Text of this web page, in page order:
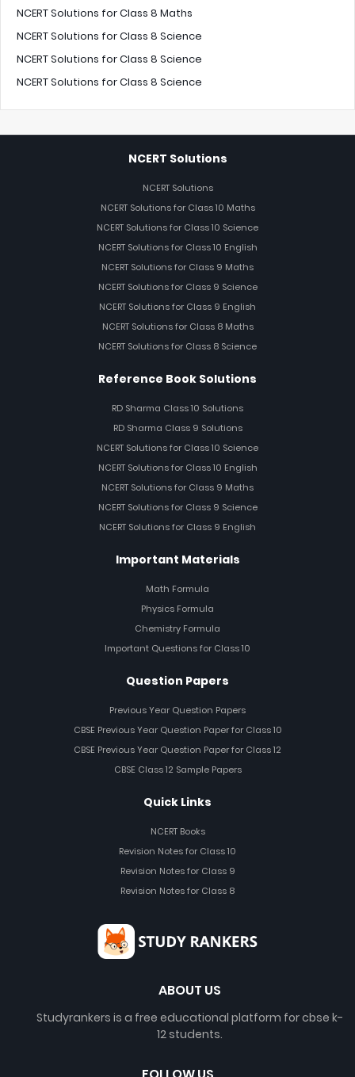
NCERT Solutions for Class 8 Maths
NCERT Solutions for Class 8 Science
NCERT Solutions for Class 8 Science
NCERT Solutions for Class 8 Science
NCERT Solutions
NCERT Solutions
NCERT Solutions for Class 10 Maths
NCERT Solutions for Class 10 Science
NCERT Solutions for Class 10 English
NCERT Solutions for Class 9 Maths
NCERT Solutions for Class 9 Science
NCERT Solutions for Class 9 English
NCERT Solutions for Class 8 Maths
NCERT Solutions for Class 8 Science
Reference Book Solutions
RD Sharma Class 10 Solutions
RD Sharma Class 9 Solutions
NCERT Solutions for Class 10 Science
NCERT Solutions for Class 10 English
NCERT Solutions for Class 9 Maths
NCERT Solutions for Class 9 Science
NCERT Solutions for Class 9 English
Important Materials
Math Formula
Physics Formula
Chemistry Formula
Important Questions for Class 10
Question Papers
Previous Year Question Papers
CBSE Previous Year Question Paper for Class 10
CBSE Previous Year Question Paper for Class 12
CBSE Class 12 Sample Papers
Quick Links
NCERT Books
Revision Notes for Class 10
Revision Notes for Class 9
Revision Notes for Class 8
ABOUT US
Studyrankers is a free educational platform for cbse k-
12 students.